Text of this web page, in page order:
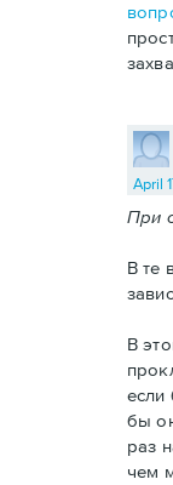
April
При
В те
В
если
бы
раз
чем